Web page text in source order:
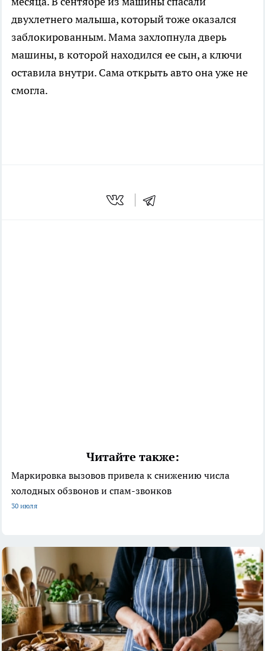
двухлетнего малыша, который тоже оказался
заблокированным. Мама захлопнула дверь
машины, в которой находился ее сын, а ключи
оставила внутри. Сама открыть авто она уже не
смогла.
Читайте также:
Маркировка вызовов привела к снижению числа
холодных обзвонов и спам-звонков
30 июля